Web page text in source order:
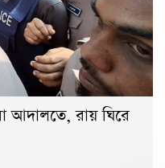
আদালতে, রায় ঘিরে